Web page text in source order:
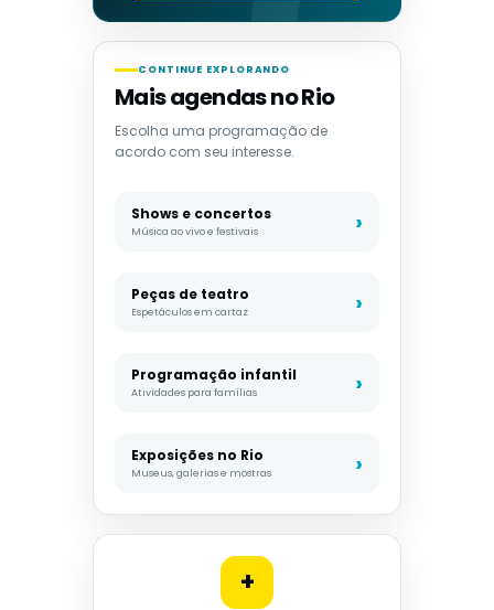
CONTINUE EXPLORANDO
Mais agendas no Rio
Escolha uma programação de
acordo com seu interesse.
Shows e concertos
Música ao vivo e festivais
Peças de teatro
Espetáculos em cartaz
Programação infantil
Atividades para famílias
Exposições no Rio
Museus, galerias e mostras
+